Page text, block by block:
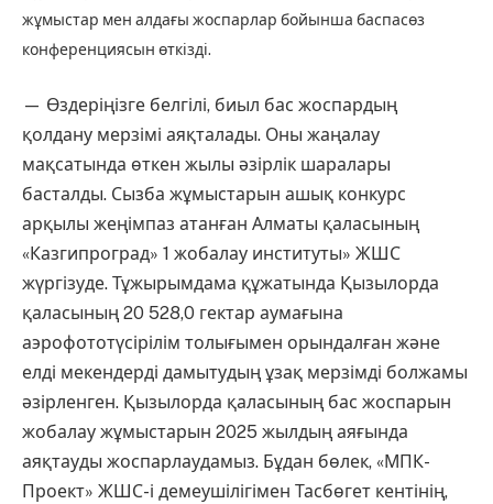
жұмыстар мен алдағы жоспарлар бойынша баспасөз
конференциясын өткізді.
— Өздеріңізге белгілі, биыл бас жоспардың
қолдану мерзімі аяқталады. Оны жаңалау
мақсатында өткен жылы әзірлік шаралары
басталды. Сызба жұмыстарын ашық конкурс
арқылы жеңімпаз атанған Алматы қаласының
«Казгипроград» 1 жобалау институты» ЖШС
жүргізуде. Тұжырымдама құжатында Қызылорда
қаласының 20 528,0 гектар аумағына
аэрофототүсірілім толығымен орындалған және
елді мекендерді дамытудың ұзақ мерзімді болжамы
әзірленген. Қызылорда қаласының бас жоспарын
жобалау жұмыстарын 2025 жылдың аяғында
аяқтауды жоспарлаудамыз. Бұдан бөлек, «МПК-
Проект» ЖШС-і демеушілігімен Тасбөгет кентінің,